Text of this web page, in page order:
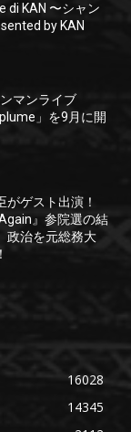
di KAN 〜シャン
by KAN
マンライブ
」を9月に開
ゲスト出演！
』参院選の結
政治を元総務大
16028
14345